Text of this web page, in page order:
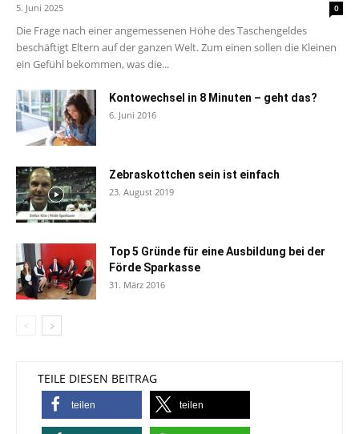
5. Juni 2025 0
Die Frage nach einer angemessenen Höhe des Taschengeldes
beschäftigt Eltern auf der ganzen Welt. Zum einen sollen die Kleinen
ein Gefühl bekommen, was die...
Kontowechsel in 8 Minuten – geht das?
6. Juni 2016
Zebraskottchen sein ist einfach
23. August 2019
Top 5 Gründe für eine Ausbildung bei der
Förde Sparkasse
31. März 2016
TEILE DIESEN BEITRAG
teilen teilen